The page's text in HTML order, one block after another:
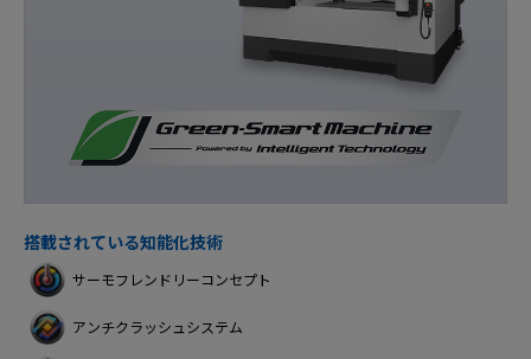
搭載されている知能化技術
サーモフレンドリーコンセプト
アンチクラッシュシステム